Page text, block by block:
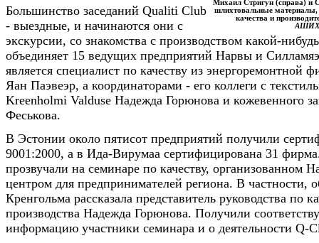
Михаил Стригун (справа) и
шлихтовальные
качества и
Большинство заседаний Qualiti Club
- выездные, и начинаются они с
экскурсии, со знакомства с производством какой-
объединяет 15 ведущих предприятий Нарвы и
является специалист по качеству из энергоремонтной
Яан Паэвеэр, а координаторами - его коллеги с
Kreenholmi Valduse Надежда Горюнова и кожевенного
Феськова.
В Эстонии около пятисот предприятий получили
9001:2000, а в Ида-Вирумаа сертифицирована 31
прозвучали на семинаре по качеству, организованном
центром для предпринимателей региона. В частности,
Кренгольма рассказала представитель руководства по
производства Надежда Горюнова. Получили
информацию участники семинара и о деятельности Q-